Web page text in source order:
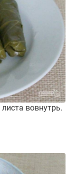
вовнутрь.